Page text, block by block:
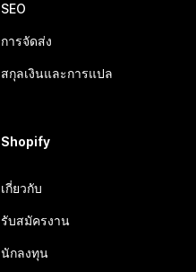
SEO
การจัดส่ง
สกุลเงินและการแปล
Shopify
เกี่ยวกับ
รับสมัครงาน
นักลงทุน